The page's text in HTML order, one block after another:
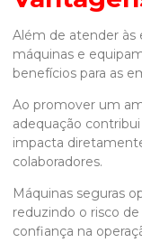
Além de atender às
máquinas e
benefícios para as
Ao promover um
adequação
impacta
colaboradores.
Máquinas seguras
reduzindo o risco
confiança na